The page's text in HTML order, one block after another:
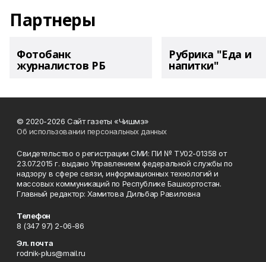
Партнеры
Фотобанк
журналистов РБ
Рубрика "Еда и
напитки"
© 2020-2026 Сайт газеты «Чишмэ»
Об использовании персональных данных
Свидетельство о регистрации СМИ: ПИ № ТУ02-01358 от
23.07.2015 г. выдано Управлением федеральной службы по
надзору в сфере связи, информационных технологий и
массовых коммуникаций по Республике Башкортостан.
Главный редактор: Хамитова Дильбар Равиловна
Телефон
8 (347 97) 2-06-86
Эл. почта
rodnik-plus@mail.ru